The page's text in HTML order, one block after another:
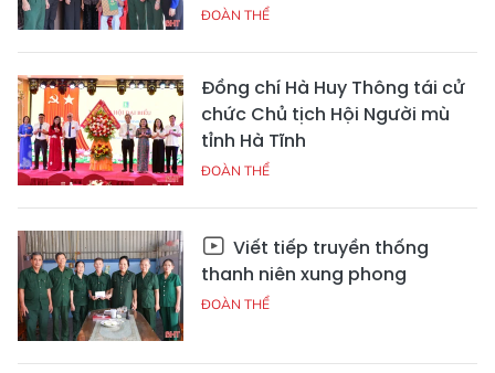
ĐOÀN THỂ
Đồng chí Hà Huy Thông tái cử
chức Chủ tịch Hội Người mù
tỉnh Hà Tĩnh
ĐOÀN THỂ
Viết tiếp truyền thống
thanh niên xung phong
ĐOÀN THỂ